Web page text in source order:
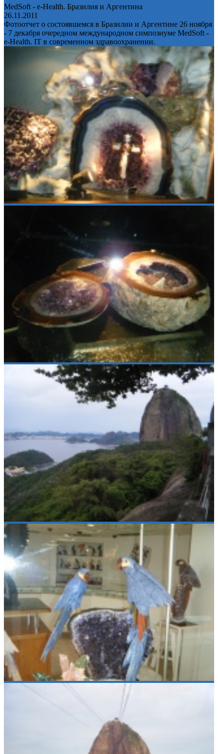
MedSoft - e-Health. Бразилия и Аргентина
26.11.2011
Фотоотчет о состоявшемся в Бразилии и Аргентине 26 ноября
- 7 декабря очередном международном симпозиуме MedSoft -
e-Health. IT в современном здравоохранении.